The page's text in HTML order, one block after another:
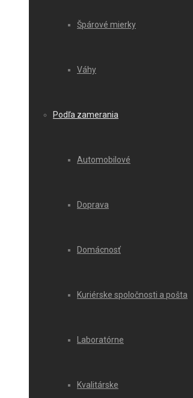
Špárové mierky
Váhy
Podľa zamerania
Automobilové
Doprava
Domácnosť
Kuriérske spoločnosti a pošta
Laboratórne
Kvalitárske